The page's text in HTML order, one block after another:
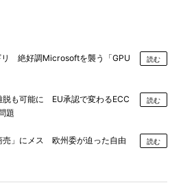
リ 絶好調Microsoftを襲う「GPU
読む
脱も可能に EU承認で変わるECC
題
読む
売」にメス 欧州委が迫った自由
読む